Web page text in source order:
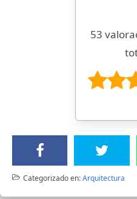
53
Categorizado en:Arquitectura